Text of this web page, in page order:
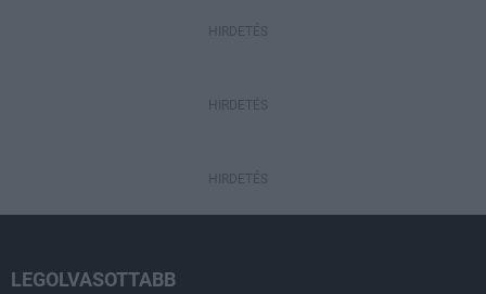
HIRDETÉS
HIRDETÉS
HIRDETÉS
LEGOLVASOTTABB